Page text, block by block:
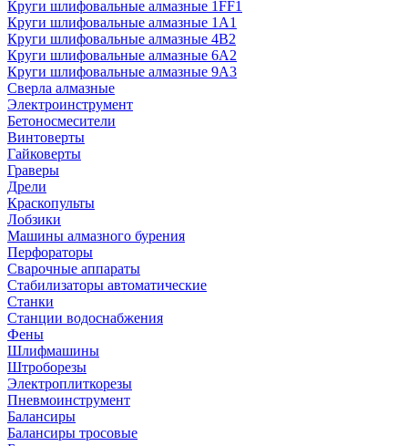
Круги шлифовальные алмазные 1FF1
Круги шлифовальные алмазные 1А1
Круги шлифовальные алмазные 4В2
Круги шлифовальные алмазные 6A2
Круги шлифовальные алмазные 9А3
Сверла алмазные
Электроинструмент
Бетоносмесители
Винтоверты
Гайковерты
Граверы
Дрели
Краскопульты
Лобзики
Машины алмазного бурения
Перфораторы
Сварочные аппараты
Стабилизаторы автоматические
Станки
Станции водоснабжения
Фены
Шлифмашины
Штроборезы
Электроплиткорезы
Пневмоинструмент
Балансиры
Балансиры тросовые